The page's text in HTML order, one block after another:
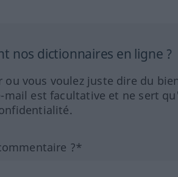
nos dictionnaires en ligne ?
vous voulez juste dire du
est facultative et ne sert
?*